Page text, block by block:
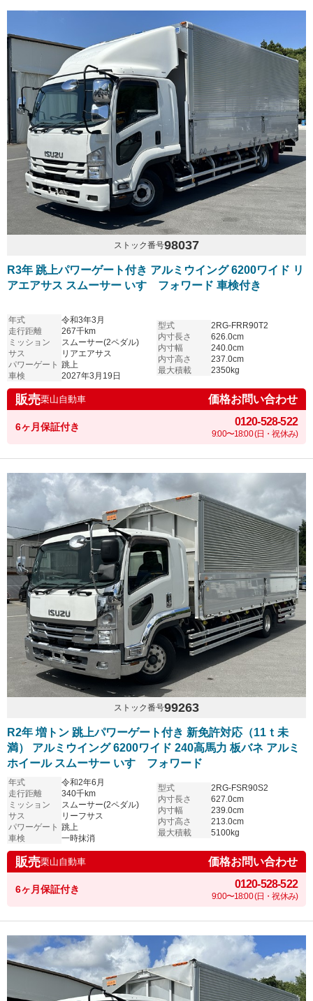
ストック番号98037
R3年 跳上パワーゲート付き アルミウイング 6200ワイド リ
アエアサス スムーサー いすゞフォワード 車検付き
年式
令和3年3月
走行距離
267千km
ミッション
スムーサー(2ペダル)
サス
リアエアサス
パワーゲート 跳上
車検
2027年3月19日
型式
2RG-FRR90T2
内寸長さ
626.0cm
内寸幅
240.0cm
内寸高さ
237.0cm
最大積載
2350kg
販売栗山自動車 価格お問い合わせ
6ヶ月保証付き 0120-528-522
9:00〜18:00 (日・祝休み)
ストック番号99263
R2年 増トン 跳上パワーゲート付き 新免許対応（11ｔ未
満） アルミウイング 6200ワイド 240高馬力 板バネ アルミ
ホイール スムーサー いすゞフォワード
年式
令和2年6月
走行距離
340千km
ミッション
スムーサー(2ペダル)
サス
リーフサス
パワーゲート 跳上
車検
一時抹消
型式
2RG-FSR90S2
内寸長さ
627.0cm
内寸幅
239.0cm
内寸高さ
213.0cm
最大積載
5100kg
販売栗山自動車 価格お問い合わせ
6ヶ月保証付き 0120-528-522
9:00〜18:00 (日・祝休み)